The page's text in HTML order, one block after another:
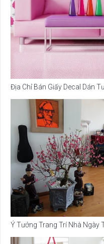
Địa Chỉ Bán Giấy Decal Dán
Ý Tưởng Trang Trí Nhà Ngày